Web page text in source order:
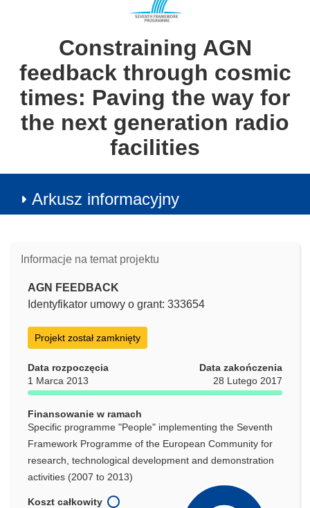
Constraining AGN
feedback through cosmic
times: Paving the way for
the next generation radio
facilities
Arkusz informacyjny
Informacje na temat projektu
AGN FEEDBACK
Identyfikator umowy o grant: 333654
Projekt został zamknięty
Data rozpoczęcia
1 Marca 2013
Data zakończenia
28 Lutego 2017
Finansowanie w ramach
Specific programme "People" implementing the Seventh
Framework Programme of the European Community for
research, technological development and demonstration
activities (2007 to 2013)
Koszt całkowity